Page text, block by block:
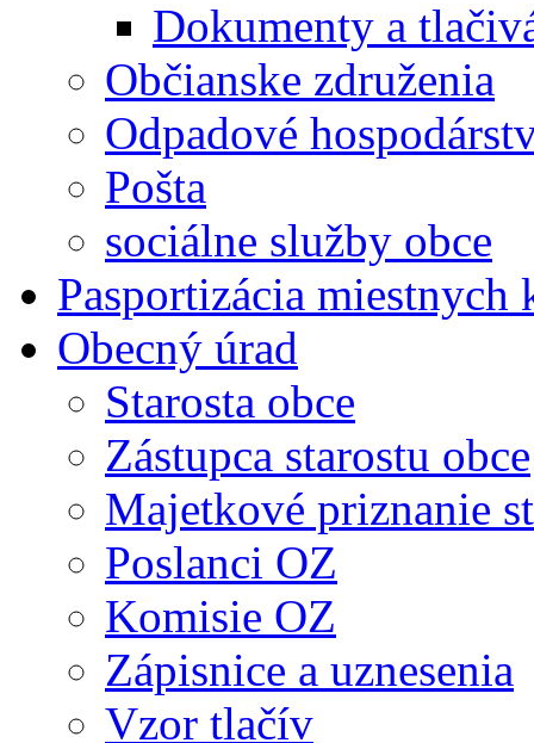
Dokumenty a
Občianske združenia
Odpadové
Pošta
sociálne služby obce
Pasportizácia
Obecný úrad
Starosta obce
Zástupca starostu obce
Majetkové priznanie
Poslanci OZ
Komisie OZ
Zápisnice a uznesenia
Vzor tlačív